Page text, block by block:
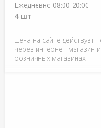
Ежедневно 08:00-20:00
4 шт
Цена на сайте действует
через интернет-магазин
розничных магазинах